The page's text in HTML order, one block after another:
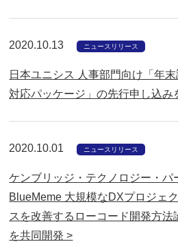
2020.10.13 ニュースリリース
日本ユニシス 人事部門向け「年
対応パッケージ」の先行申し込み
2020.10.01 ニュースリリース
ケンブリッジ・テクノロジー・パ
BlueMeme 大規模なDXプロジェ
スを改善するローコード開発方法
を共同開発 >